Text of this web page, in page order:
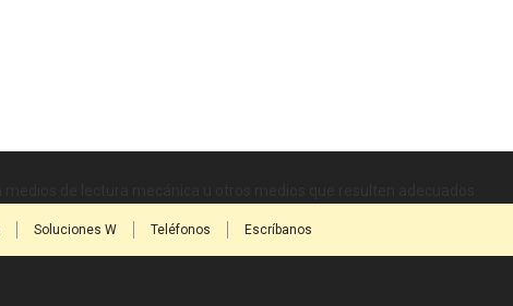
Soluciones W Teléfonos Escríbanos